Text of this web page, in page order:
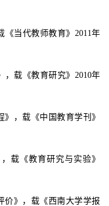
《当代教师教育》 2011年
，载《教育研究》 2010年
》，载《中国教育学刊》
载《教育研究与实验》
价》，载《西南大学学报